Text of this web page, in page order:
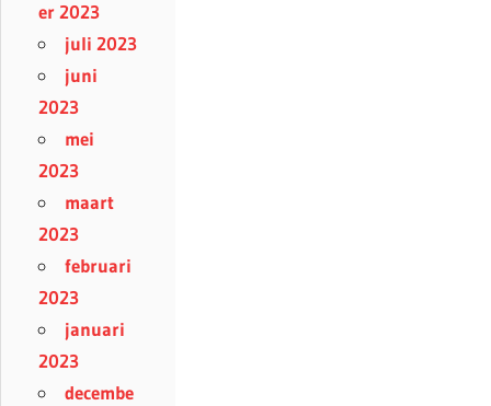
er 2023
juli 2023
juni
2023
mei
2023
maart
2023
februari
2023
januari
2023
decembe